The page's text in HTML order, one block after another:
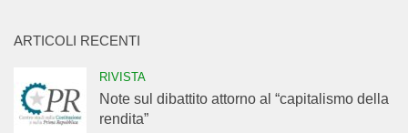
ARTICOLI RECENTI
RIVISTA
Note sul dibattito attorno al “capitalismo della
rendita”